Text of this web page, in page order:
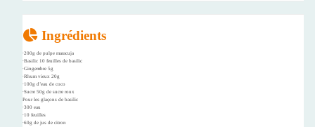
Ingrédients
∙200g de pulpe maracuja
∙Basilic 10 feuilles de basilic
∙Gingembre 5g
∙Rhum vieux 20g
∙100g d’eau de coco
∙Sucre 50g de sucre roux
Pour les glaçons de basilic
∙300 eau
∙10 feuilles
∙60g de jus de citron